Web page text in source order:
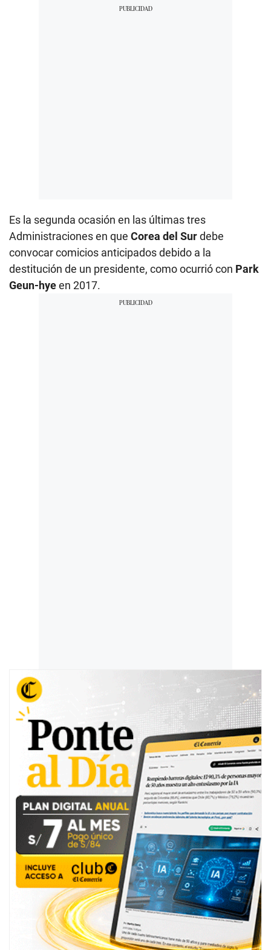
Es la segunda ocasión en las últimas tres
Administraciones en que Corea del Surdebe
convocar comicios anticipados debido a la
destitución de un presidente, como ocurrió con Park
Geun-hyeen 2017.